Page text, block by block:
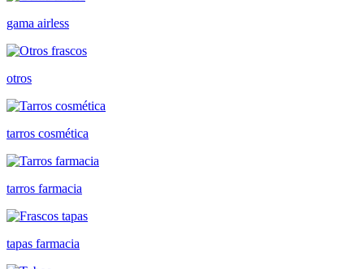
gama airless
otros
tarros cosmética
tarros farmacia
tapas farmacia